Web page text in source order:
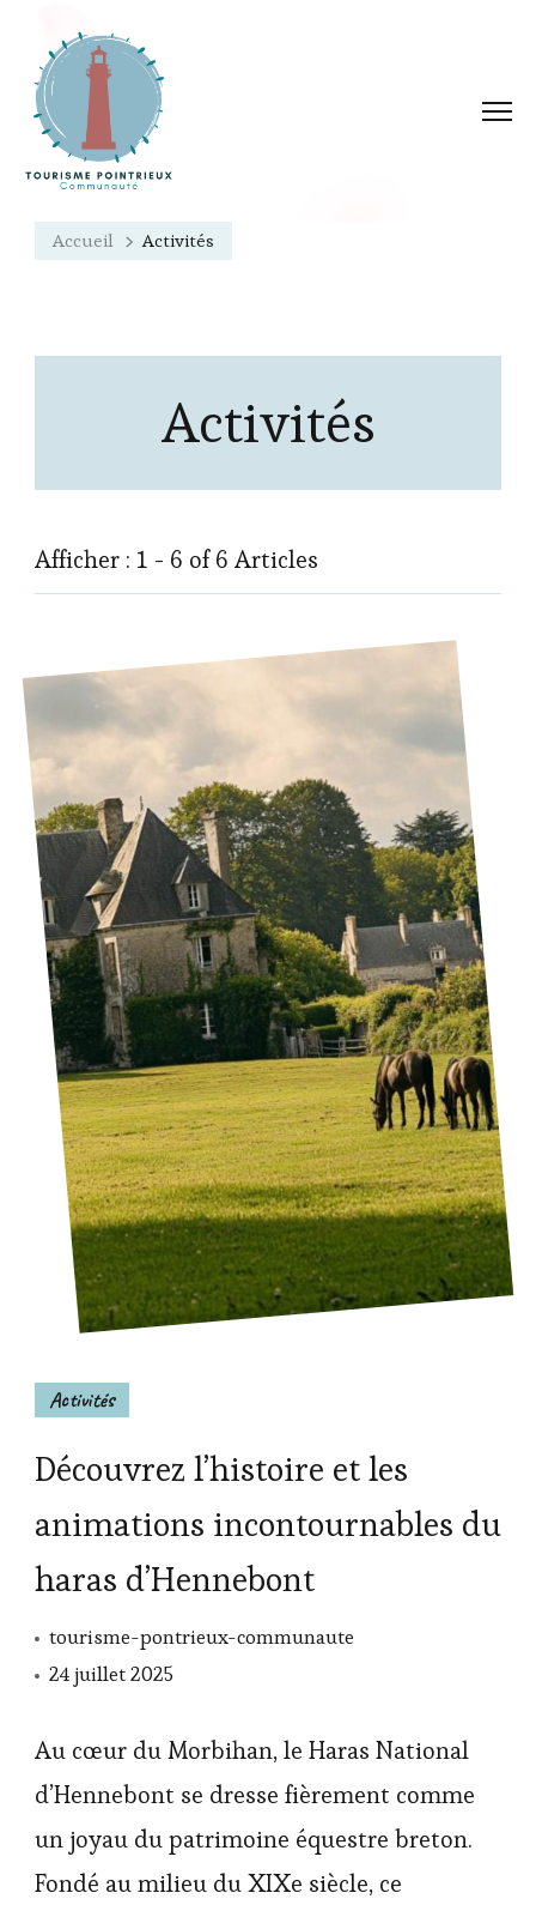
Accueil Activités
Activités
Afficher : 1 - 6 of 6 Articles
Activités
Découvrez l’histoire et les
animations incontournables du
haras d’Hennebont
tourisme-pontrieux-communaute
24 juillet 2025
Au cœur du Morbihan, le Haras National
d’Hennebont se dresse fièrement comme
un joyau du patrimoine équestre breton.
Fondé au milieu du XIXe siècle, ce